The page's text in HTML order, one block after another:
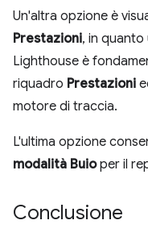
Un'altra opzione è
Prestazioni, in quanto
Lighthouse è
riquadro Prestazioni
motore di traccia.
L'ultima opzione
modalità Buioper il
Conclusione